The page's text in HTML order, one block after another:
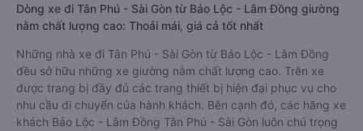
Dòng xe đi Tân Phú - Sài Gòn từ Bảo Lộc - Lâm Đồng giường
nằm chất lượng cao: Thoải mái, giá cả tốt nhất
Những nhà xe đi Tân Phú - Sài Gòn từ Bảo Lộc - Lâm Đồng
đều sở hữu những xe giường nằm chất lượng cao. Trên xe
được trang bị đầy đủ các trang thiết bị hiện đại phục vụ cho
nhu cầu di chuyển của hành khách. Bên cạnh đó, các hãng xe
khách Bảo Lộc - Lâm Đồng Tân Phú - Sài Gòn luôn chú trọng